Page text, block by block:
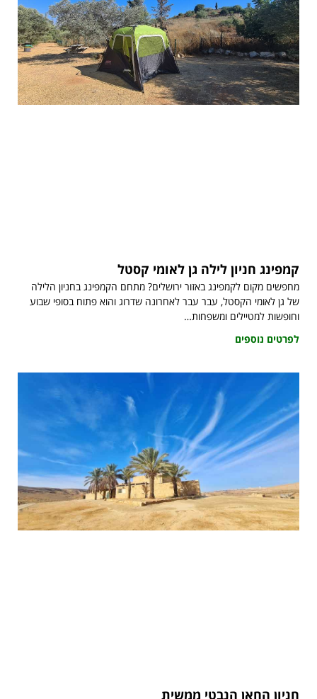
קמפינג חניון לילה גן לאומי קסטל
מחפשים מקום לקמפינג באזור ירושלים? מתחם הקמפינג בחניון הלילה
של גן לאומי הקסטל, עבר עבר לאחרונה שדרוג והוא פתוח בסופי שבוע
וחופשות למטיילים ומשפחות…
לפרטים נוספים
חניון החאן הנבטי ממשית